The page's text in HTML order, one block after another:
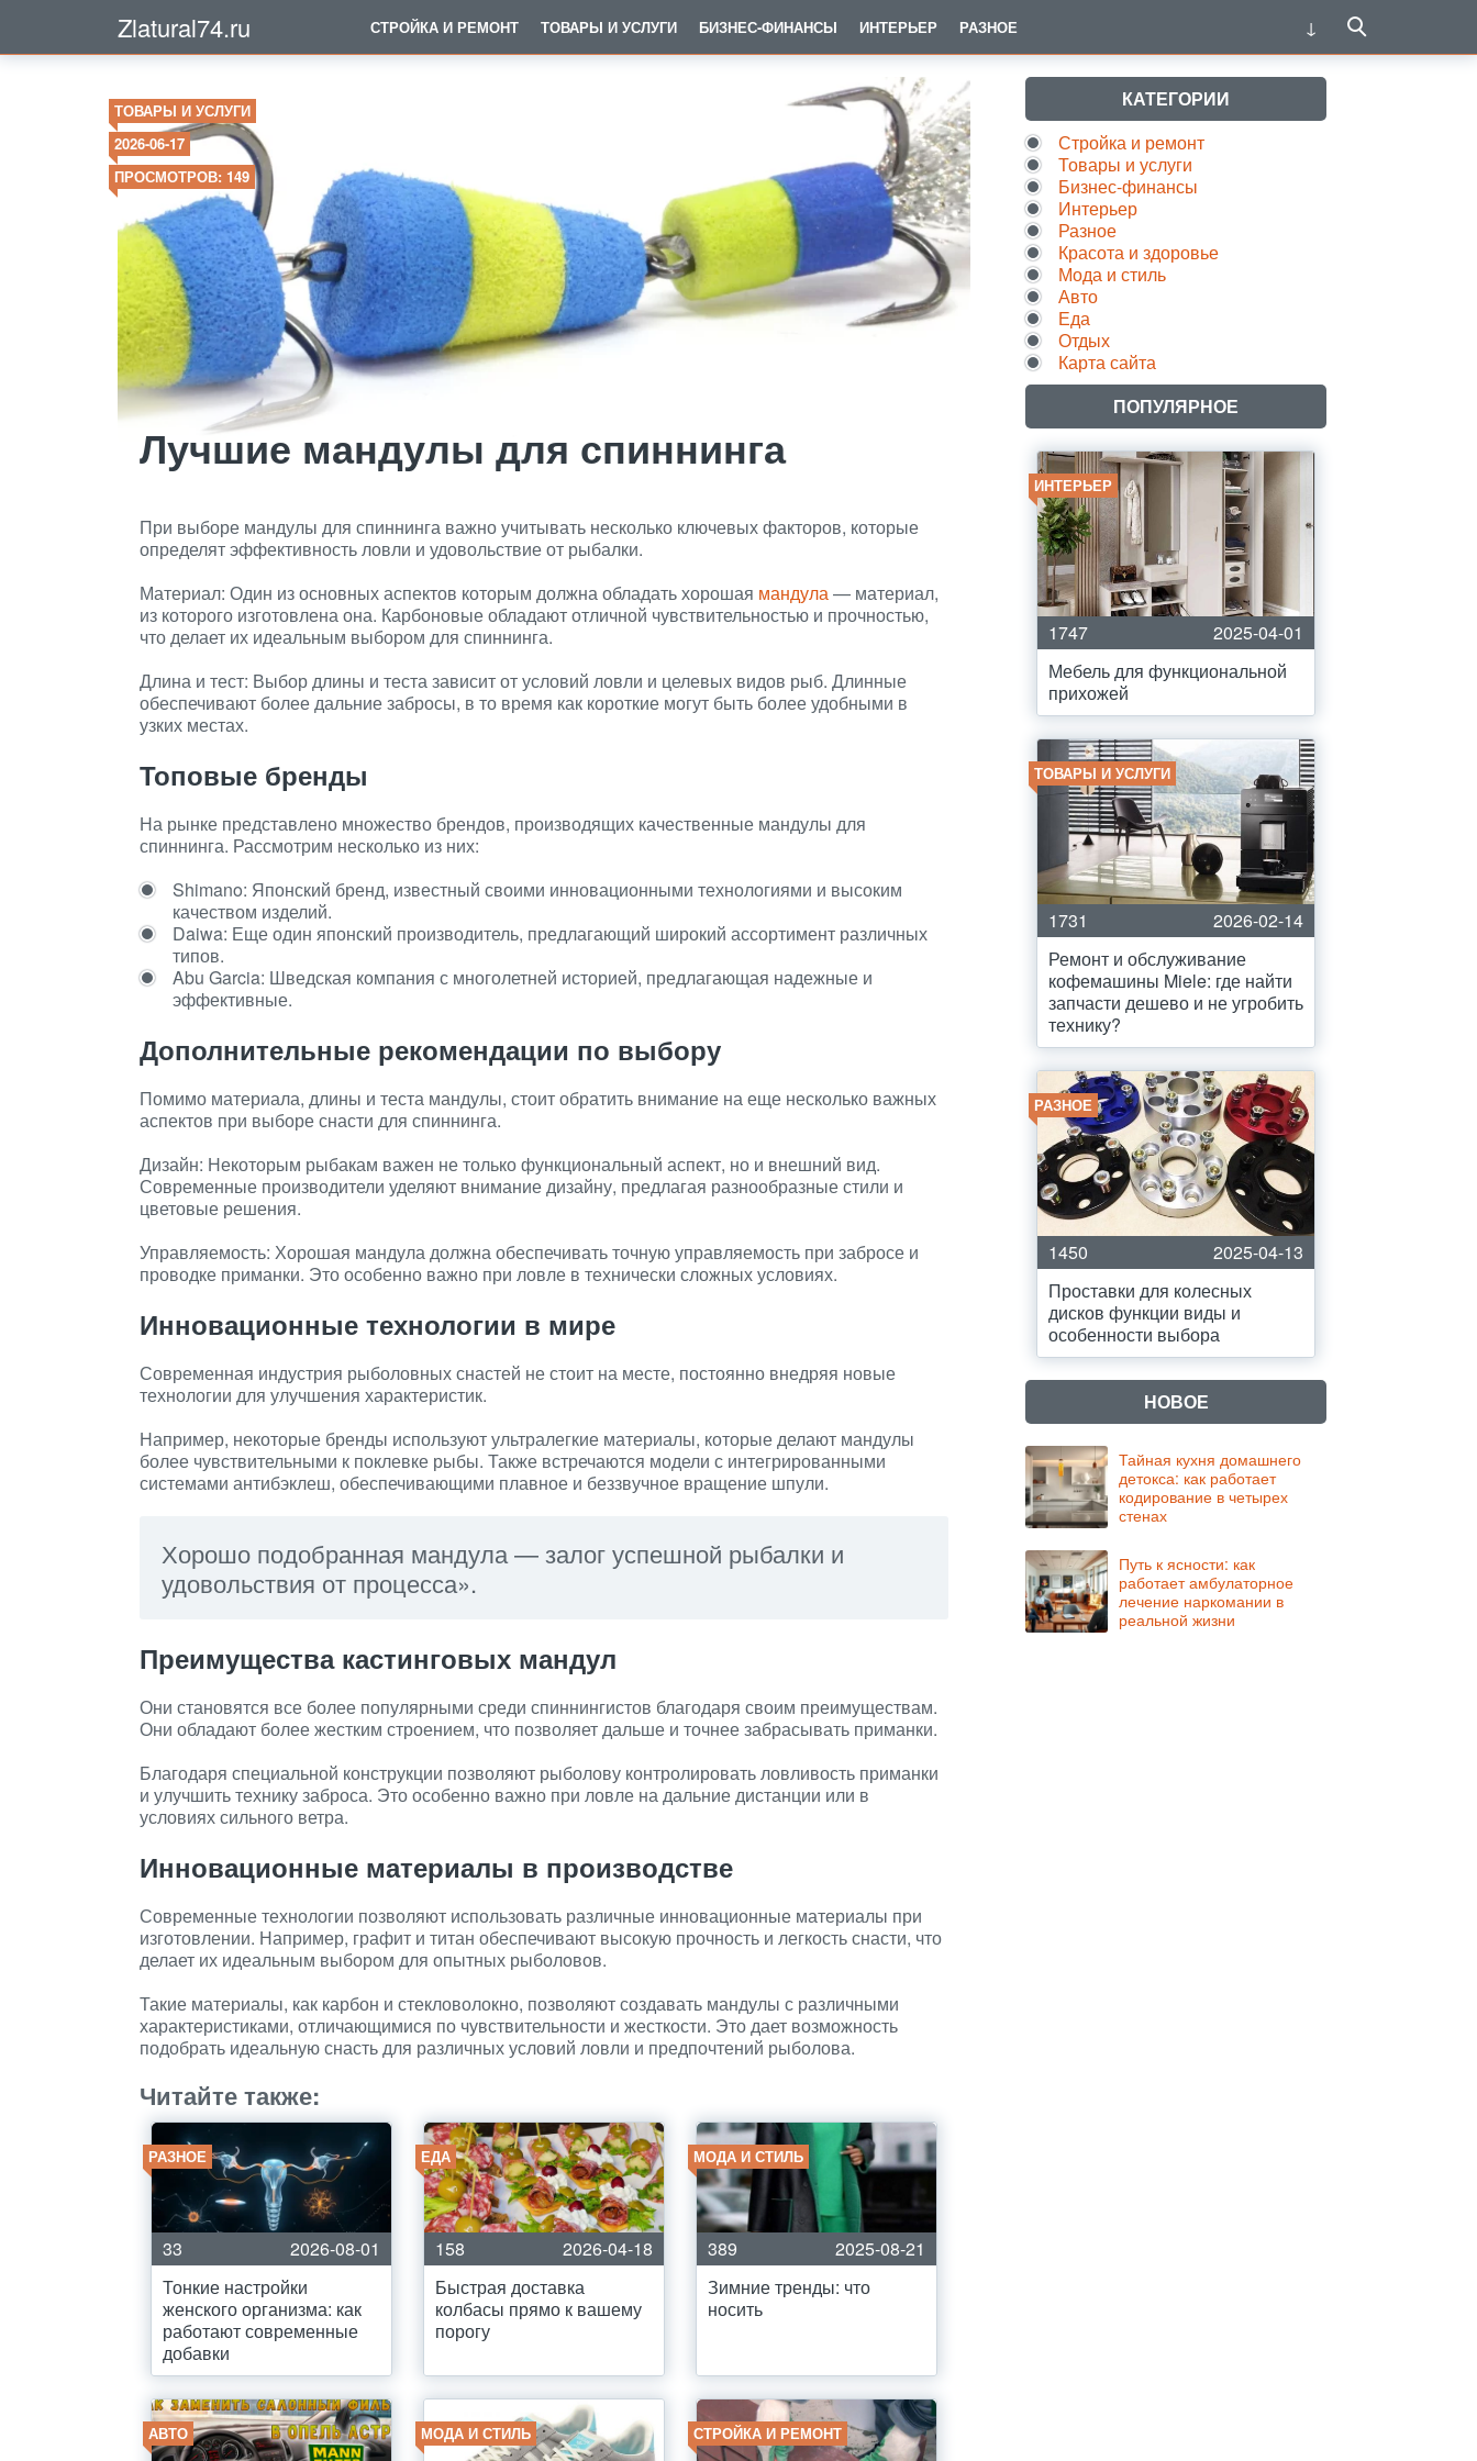
Zlatural74.ru СТРОЙКА И РЕМОНТ ТОВАРЫ И УСЛУГИ БИЗНЕС-ФИНАНСЫ ИНТЕРЬЕР РАЗНОЕ
ТОВАРЫ И УСЛУГИ
2026-06-17
ПРОСМОТРОВ: 149
Лучшие мандулы для спиннинга
При выборе мандулы для спиннинга важно учитывать несколько ключевых факторов, которые
определят эффективность ловли и удовольствие от рыбалки.
Материал: Один из основных аспектов которым должна обладать хорошая мандула— материал,
из которого изготовлена она. Карбоновые обладают отличной чувствительностью и прочностью,
что делает их идеальным выбором для спиннинга.
Длина и тест: Выбор длины и теста зависит от условий ловли и целевых видов рыб. Длинные
обеспечивают более дальние забросы, в то время как короткие могут быть более удобными в
узких местах.
Топовые бренды
На рынке представлено множество брендов, производящих качественные мандулы для
спиннинга. Рассмотрим несколько из них:
Shimano: Японский бренд, известный своими инновационными технологиями и высоким
качеством изделий.
Daiwa: Еще один японский производитель, предлагающий широкий ассортимент различных
типов.
Abu Garcia: Шведская компания с многолетней историей, предлагающая надежные и
эффективные.
Дополнительные рекомендации по выбору
Помимо материала, длины и теста мандулы, стоит обратить внимание на еще несколько важных
аспектов при выборе снасти для спиннинга.
Дизайн: Некоторым рыбакам важен не только функциональный аспект, но и внешний вид.
Современные производители уделяют внимание дизайну, предлагая разнообразные стили и
цветовые решения.
Управляемость: Хорошая мандула должна обеспечивать точную управляемость при забросе и
проводке приманки. Это особенно важно при ловле в технически сложных условиях.
Инновационные технологии в мире
Современная индустрия рыболовных снастей не стоит на месте, постоянно внедряя новые
технологии для улучшения характеристик.
Например, некоторые бренды используют ультралегкие материалы, которые делают мандулы
более чувствительными к поклевке рыбы. Также встречаются модели с интегрированными
системами антибэклеш, обеспечивающими плавное и беззвучное вращение шпули.
Хорошо подобранная мандула — залог успешной рыбалки и
удовольствия от процесса».
Преимущества кастинговых мандул
Они становятся все более популярными среди спиннингистов благодаря своим преимуществам.
Они обладают более жестким строением, что позволяет дальше и точнее забрасывать приманки.
Благодаря специальной конструкции позволяют рыболову контролировать ловливость приманки
и улучшить технику заброса. Это особенно важно при ловле на дальние дистанции или в
условиях сильного ветра.
Инновационные материалы в производстве
Современные технологии позволяют использовать различные инновационные материалы при
изготовлении. Например, графит и титан обеспечивают высокую прочность и легкость снасти, что
делает их идеальным выбором для опытных рыболовов.
Такие материалы, как карбон и стекловолокно, позволяют создавать мандулы с различными
характеристиками, отличающимися по чувствительности и жесткости. Это дает возможность
подобрать идеальную снасть для различных условий ловли и предпочтений рыболова.
Читайте также:
РАЗНОЕ
33
2026-08-01
Тонкие настройки
женского организма: как
работают современные
добавки
ЕДА
158
2026-04-18
Быстрая доставка
колбасы прямо к вашему
порогу
МОДА И СТИЛЬ
389
2025-08-21
Зимние тренды: что
носить
АВТО МОДА И СТИЛЬ СТРОЙКА И РЕМОНТ
КАТЕГОРИИ
Стройка и ремонт
Товары и услуги
Бизнес-финансы
Интерьер
Разное
Красота и здоровье
Мода и стиль
Авто
Еда
Отдых
Карта сайта
ПОПУЛЯРНОЕ
ИНТЕРЬЕР
1747
2025-04-01
Мебель для функциональной
прихожей
ТОВАРЫ И УСЛУГИ
1731
2026-02-14
Ремонт и обслуживание
кофемашины Miele: где найти
запчасти дешево и не угробить
технику?
РАЗНОЕ
1450
2025-04-13
Проставки для колесных
дисков функции виды и
особенности выбора
НОВОЕ
Тайная кухня домашнего
детокса: как работает
кодирование в четырех
стенах
Путь к ясности: как
работает амбулаторное
лечение наркомании в
реальной жизни